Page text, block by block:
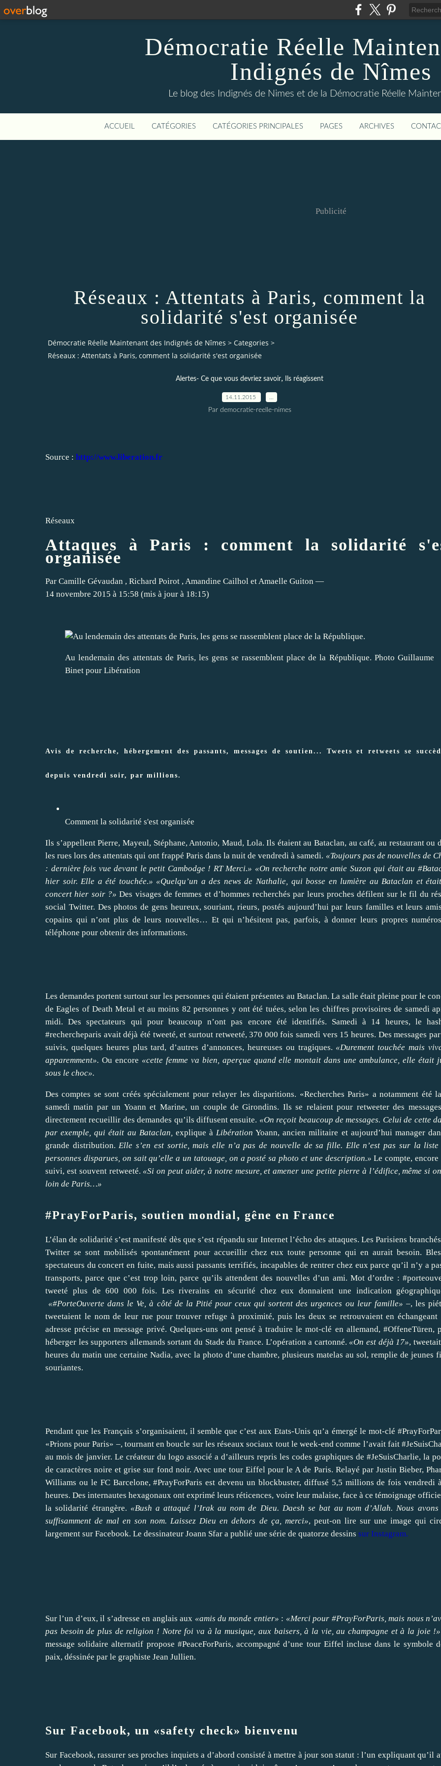
Démocratie Réelle
Indignés de Nîmes
Le blog des Indignés de Nimes et de la Démocratie Réelle
ACCUEIL CATÉGORIES CATÉGORIES PRINCIPALES PAGES ARCHIVES
Publicité
Réseaux : Attentats à Paris, comment la
solidarité s'est organisée
Démocratie Réelle Maintenant des Indignés de Nîmes > Categories >
Réseaux : Attentats à Paris, comment la solidarité s'est organisée
Alertes- Ce que vous devriez savoir, Ils réagissent
14.11.2015
Par democratie-reelle-nimes
Source : http://www.liberation.fr
Réseaux
Attaques à Paris : comment la solidarité
organisée
Par Camille Gévaudan , Richard Poirot ,Amandine Cailhol etAmaelle Guiton —
14 novembre 2015 à 15:58 (mis à jour à 18:15)
Au lendemain des attentats de Paris, les gens se rassemblent place de la République. Photo Guillaume
Binet pour Libération
Avis de recherche, hébergement des passants, messages de soutien... Tweets et retweets se
depuis vendredi soir, par millions.
Comment la solidarité s'est organisée
Ils s’appellent Pierre, Mayeul, Stéphane, Antonio, Maud, Lola. Ils étaient au Bataclan, au café, au restaurant ou
les rues lors des attentats qui ont frappé Paris dans la nuit de vendredi à samedi. «Toujours pas de nouvelles de
: dernière fois vue devant le petit Cambodge ! RT Merci.» «On recherche notre amie Suzon qui était au
hier soir. Elle a été touchée.» «Quelqu’un a des news de Nathalie, qui bosse en lumière au Bataclan et
concert hier soir ?» Des visages de femmes et d’hommes recherchés par leurs proches défilent sur le fil du
social Twitter. Des photos de gens heureux, souriant, rieurs, postés aujourd’hui par leurs familles et leurs
copains qui n’ont plus de leurs nouvelles… Et qui n’hésitent pas, parfois, à donner leurs propres
téléphone pour obtenir des informations.
Les demandes portent surtout sur les personnes qui étaient présentes au Bataclan. La salle était pleine pour le
de Eagles of Death Metal et au moins 82 personnes y ont été tuées, selon les chiffres provisoires de samedi
midi. Des spectateurs qui pour beaucoup n’ont pas encore été identifiés. Samedi à 14 heures, le
#rechercheparis avait déjà été tweeté, et surtout retweeté, 370 000 fois samedi vers 15 heures. Des messages
suivis, quelques heures plus tard, d’autres d’annonces, heureuses ou tragiques. «Durement touchée mais
apparemment». Ou encore «cette femme va bien, aperçue quand elle montait dans une ambulance, elle était
sous le choc».
Des comptes se sont créés spécialement pour relayer les disparitions. «Recherches Paris» a notamment été
samedi matin par un Yoann et Marine, un couple de Girondins. Ils se relaient pour retweeter des
directement recueillir des demandes qu’ils diffusent ensuite. «On reçoit beaucoup de messages. Celui de cette
par exemple, qui était au Bataclan, explique à Libération Yoann, ancien militaire et aujourd’hui manager
grande distribution. Elle s’en est sortie, mais elle n’a pas de nouvelle de sa fille. Elle n’est pas sur la liste
personnes disparues, on sait qu’elle a un tatouage, on a posté sa photo et une description.» Le compte, encore
suivi, est souvent retweeté. «Si on peut aider, à notre mesure, et amener une petite pierre à l’édifice, même si
loin de Paris…»
#PrayForParis, soutien mondial, gêne en France
L’élan de solidarité s’est manifesté dès que s’est répandu sur Internet l’écho des attaques. Les Parisiens
Twitter se sont mobilisés spontanément pour accueillir chez eux toute personne qui en aurait besoin.
spectateurs du concert en fuite, mais aussi passants terrifiés, incapables de rentrer chez eux parce qu’il n’y a
transports, parce que c’est trop loin, parce qu’ils attendent des nouvelles d’un ami. Mot d’ordre :
tweeté plus de 600 000 fois. Les riverains en sécurité chez eux donnaient une indication
«#PorteOuverte dans le Ve, à côté de la Pitié pour ceux qui sortent des urgences ou leur famille» –, les
tweetaient le nom de leur rue pour trouver refuge à proximité, puis les deux se retrouvaient en échangeant
adresse précise en message privé. Quelques-uns ont pensé à traduire le mot-clé en allemand, #OffeneTüren,
héberger les supporters allemands sortant du Stade du France. L’opération a cartonné. «On est déjà 17», tweetait
heures du matin une certaine Nadia, avec la photo d’une chambre, plusieurs matelas au sol, remplie de jeunes
souriantes.
Pendant que les Français s’organisaient, il semble que c’est aux Etats-Unis qu’a émergé le mot-clé
«Prions pour Paris» –, tournant en boucle sur les réseaux sociaux tout le week-end comme l’avait fait
au mois de janvier. Le créateur du logo associé a d’ailleurs repris les codes graphiques de #JeSuisCharlie, la
de caractères noire et grise sur fond noir. Avec une tour Eiffel pour le A de Paris. Relayé par Justin Bieber,
Williams ou le FC Barcelone, #PrayForParis est devenu un blockbuster, diffusé 5,5 millions de fois vendredi
heures. Des internautes hexagonaux ont exprimé leurs réticences, voire leur malaise, face à ce témoignage
la solidarité étrangère. «Bush a attaqué l’Irak au nom de Dieu. Daesh se bat au nom d’Allah. Nous
suffisamment de mal en son nom. Laissez Dieu en dehors de ça, merci», peut-on lire sur une image qui
largement sur Facebook. Le dessinateur Joann Sfar a publié une série de quatorze dessins sur Instagram.
Sur l’un d’eux, il s’adresse en anglais aux «amis du monde entier» : «Merci pour #PrayForParis, mais nous
pas besoin de plus de religion ! Notre foi va à la musique, aux baisers, à la vie, au champagne et à la joie !»
message solidaire alternatif propose #PeaceForParis, accompagné d’une tour Eiffel incluse dans le symbole
paix, déssinée par le graphiste Jean Jullien.
Sur Facebook, un «safety check» bienvenu
Sur Facebook, rassurer ses proches inquiets a d’abord consisté à mettre à jour son statut : l’un expliquant qu’il